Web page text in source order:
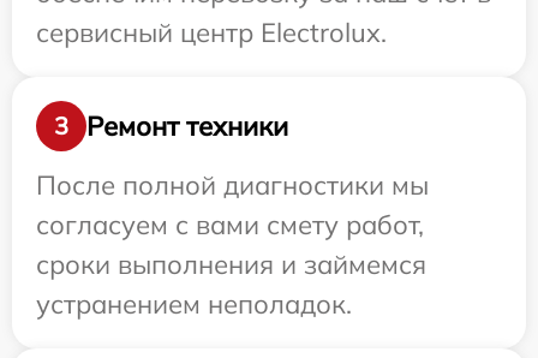
сервисный центр Electrolux.
3
Ремонт техники
После полной диагностики мы
согласуем с вами смету работ,
сроки выполнения и займемся
устранением неполадок.